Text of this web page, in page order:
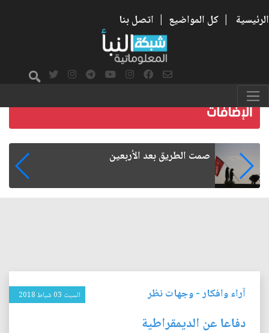
الرئيسية | كل المواضيع | اتصل بنا
اقتصاد العراق في غرفة الإنعاش: هل تنجح
آراء وافكار-وجهات نظر السبت 03 شباط 2018
دفاعا عن الديمقراطية